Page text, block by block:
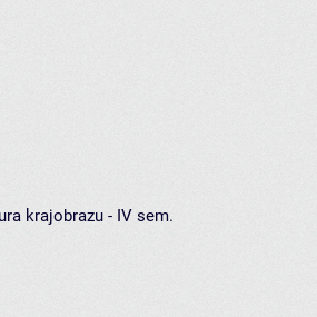
krajobrazu - IV sem.